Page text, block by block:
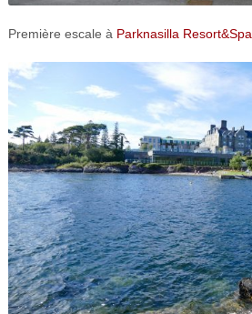
Première escale à Parknasilla Resort&Spa